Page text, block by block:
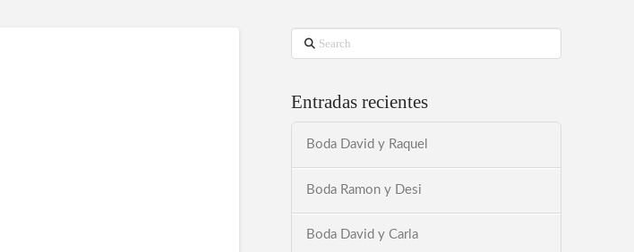
Search
Entradas recientes
Boda David y Raquel
Boda Ramon y Desi
Boda David y Carla